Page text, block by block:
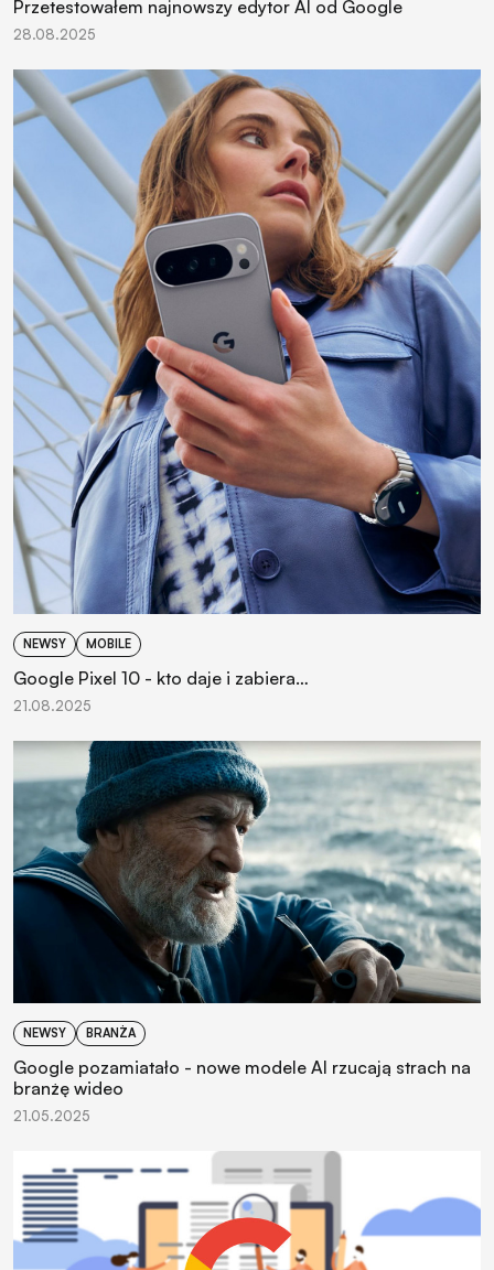
Przetestowałem najnowszy edytor AI od Google
28.08.2025
NEWSY MOBILE
Google Pixel 10 - kto daje i zabiera…
21.08.2025
NEWSY BRANŻA
Google pozamiatało - nowe modele AI rzucają strach na
branżę wideo
21.05.2025